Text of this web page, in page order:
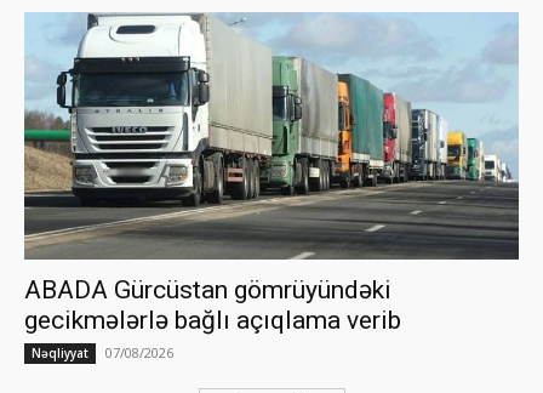
ABADA Gürcüstan gömrüyündəki
gecikmələrlə bağlı açıqlama verib
Nəqliyyat 07/08/2026